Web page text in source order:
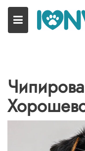
Перейти
содержимому